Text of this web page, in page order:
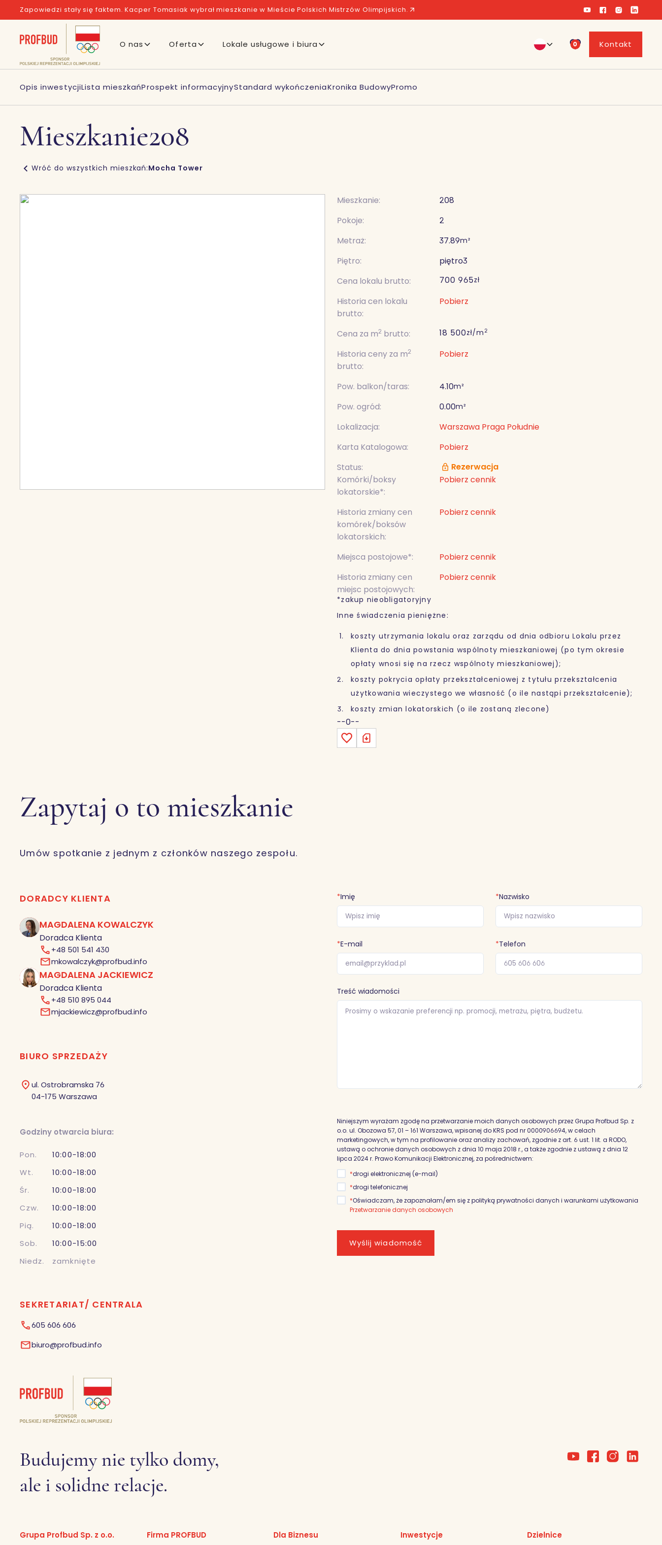
Zapowiedzi stały się faktem. Kacper Tomasiak wybrał mieszkanie w Mieście Polskich Mistrzów Olimpijskich.
O nas Oferta Lokale usługowe i biura 0 Kontakt
Opis inwestycjiLista mieszkańProspekt informacyjnyStandard wykończeniaKronika BudowyPromo
Mieszkanie208
Wróć do wszystkich mieszkań:Mocha Tower
Mieszkanie:
208
Pokoje:
2
Metraż:
37.89m²
Piętro: piętro3
Cena lokalu brutto:
700 965zł
Historia cen lokalu
brutto:
Pobierz
Cena za m2 brutto: 18 500zł/m 2
Historia ceny za m2
brutto:
Pobierz
Pow. balkon/taras: 4.10m²
Pow. ogród: 0.00m²
Lokalizacja:
Warszawa Praga Południe
Karta Katalogowa:
Pobierz
Status:
Rezerwacja
Komórki/boksy
lokatorskie*:
Pobierz cennik
Historia zmiany cen
komórek/boksów
lokatorskich:
Pobierz cennik
Miejsca postojowe*:
Pobierz cennik
Historia zmiany cen
miejsc postojowych:
Pobierz cennik
*zakup nieobligatoryjny
Inne świadczenia pieniężne:
koszty utrzymania lokalu oraz zarządu od dnia odbioru Lokalu przez
Klienta do dnia powstania wspólnoty mieszkaniowej (po tym okresie
opłaty wnosi się na rzecz wspólnoty mieszkaniowej);
koszty pokrycia opłaty przekształceniowej z tytułu przekształcenia
użytkowania wieczystego we własność (o ile nastąpi przekształcenie);
koszty zmian lokatorskich (o ile zostaną zlecone)
--0--
Zapytaj o to mieszkanie
Umów spotkanie z jednym z członków naszego zespołu.
DORADCY KLIENTA
MK MAGDALENA KOWALCZYK
Doradca Klienta
+48 501 541 430
mkowalczyk@profbud.info
MJ MAGDALENA JACKIEWICZ
Doradca Klienta
+48 510 895 044
mjackiewicz@profbud.info
BIURO SPRZEDAŻY
ul. Ostrobramska 76
04-175 Warszawa
Godziny otwarcia biura:
Pon.
10:00-18:00
Wt.
10:00-18:00
Śr.
10:00-18:00
Czw.
10:00-18:00
Pią.
10:00-18:00
Sob.
10:00-15:00
Niedz.
zamknięte
SEKRETARIAT/ CENTRALA
605 606 606
biuro@profbud.info
*Imię *Nazwisko
*E-mail *Telefon
Treść wiadomości
Niniejszym wyrażam zgodę na przetwarzanie moich danych osobowych przez Grupa Profbud Sp. z
o.o. ul. Obozowa 57, 01 – 161 Warszawa, wpisanej do KRS pod nr 0000906694, w celach
marketingowych, w tym na profilowanie oraz analizy zachowań, zgodnie z art. 6 ust. 1 lit. a RODO,
ustawą o ochronie danych osobowych z dnia 10 maja 2018 r., a także zgodnie z ustawą z dnia 12
lipca 2024 r. Prawo Komunikacji Elektronicznej, za pośrednictwem:
*drogi elektronicznej (e-mail)
*drogi telefonicznej
*Oświadczam, że zapoznałam/em się z polityką prywatności danych i warunkami użytkowania
Przetwarzanie danych osobowych
Wyślij wiadomość
Budujemy nie tylko domy,
ale i solidne relacje.
Grupa Profbud Sp. z o.o. Firma PROFBUD Dla Biznesu Inwestycje Dzielnice